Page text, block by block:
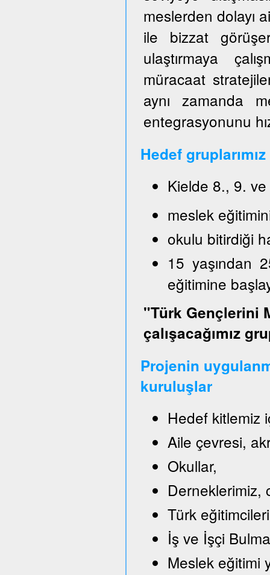
meslerden dolayı
ile bizzat
ulaştırmaya
müracaat
aynı zamanda
entegrasyonunu
Hedef gruplarımız
Kielde 8., 9.
meslek
okulu bitirdiği
15 yaşından
eğitimine
"Türk Gençlerini
çalışacağımız
Projenin
kuruluşlar
Hedef kitlemiz
Aile çevresi,
Okullar,
Derneklerimiz,
Türk
İş ve İşçi
Meslek eğitimi